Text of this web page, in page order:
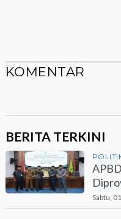
KOMENTAR
BERITA TERKINI
Sabtu,